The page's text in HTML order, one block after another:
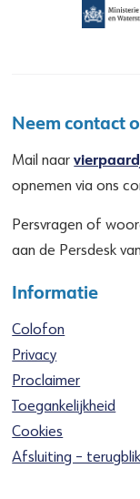
Neem contact
Mail naar
opnemen via ons
Persvragen of
aan de Persdesk
Informatie
Colofon
Privacy
Proclaimer
Toegankelijkheid
Cookies
Afsluiting –